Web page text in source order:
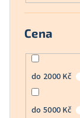
Cena
do 2000 Kč
do 5000 Kč